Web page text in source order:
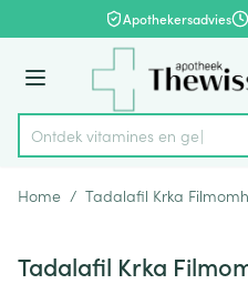
Ga naar de inhoudApothekersadvies
Menu
Product, merk, categorie...
Ontdek vitami
Home / Tadalafil Krka
Tadalafil Krka